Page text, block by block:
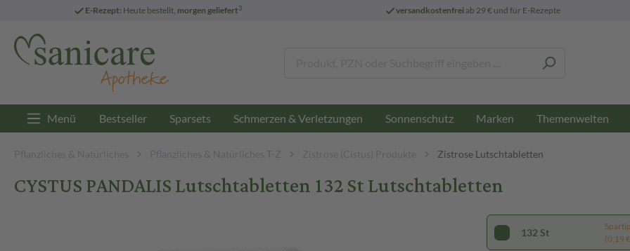
E-Rezept: Heute bestellt, morgen geliefert3 versandkostenfreiab 29 € und für E-Rezepte
Menü Bestseller Sparsets Schmerzen & Verletzungen Sonnenschutz Marken Themenwelten
Pflanzliches & Natürliches Pflanzliches & Natürliches T-Z Zistrose (Cistus) Produkte Zistrose Lutschtabletten
CYSTUS PANDALIS Lutschtabletten 132 St Lutschtabletten
132 St
(0,19